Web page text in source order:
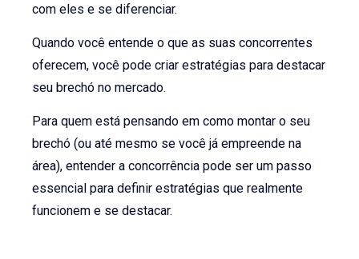
com eles e se diferenciar.
Quando você entende o que as suas concorrentes
oferecem, você pode criar estratégias para destacar
seu brechó no mercado.
Para quem está pensando em como montar o seu
brechó (ou até mesmo se você já empreende na
área), entender a concorrência pode ser um passo
essencial para definir estratégias que realmente
funcionem e se destacar.